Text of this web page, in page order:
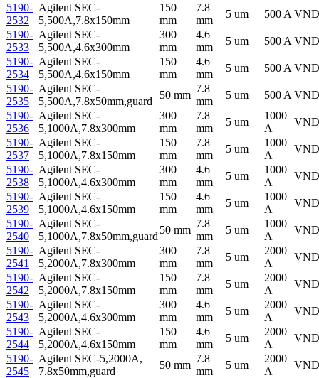
5190-
2532
Agilent SEC-
5,500A,7.8x150mm
150
mm
7.8
mm
5 um 500 A VND
5190-
2533
Agilent SEC-
5,500A,4.6x300mm
300
mm
4.6
mm
5 um 500 A VND
5190-
2534
Agilent SEC-
5,500A,4.6x150mm
150
mm
4.6
mm
5 um 500 A VND
5190-
2535
Agilent SEC-
5,500A,7.8x50mm,guard
50 mm
7.8
mm
5 um 500 A VND
5190-
2536
Agilent SEC-
5,1000A,7.8x300mm
300
mm
7.8
mm
5 um
1000
A
VND
5190-
2537
Agilent SEC-
5,1000A,7.8x150mm
150
mm
7.8
mm
5 um
1000
A
VND
5190-
2538
Agilent SEC-
5,1000A,4.6x300mm
300
mm
4.6
mm
5 um
1000
A
VND
5190-
2539
Agilent SEC-
5,1000A,4.6x150mm
150
mm
4.6
mm
5 um
1000
A
VND
5190-
2540
Agilent SEC-
5,1000A,7.8x50mm,guard
50 mm
7.8
mm
5 um
1000
A
VND
5190-
2541
Agilent SEC-
5,2000A,7.8x300mm
300
mm
7.8
mm
5 um
2000
A
VND
5190-
2542
Agilent SEC-
5,2000A,7.8x150mm
150
mm
7.8
mm
5 um
2000
A
VND
5190-
2543
Agilent SEC-
5,2000A,4.6x300mm
300
mm
4.6
mm
5 um
2000
A
VND
5190-
2544
Agilent SEC-
5,2000A,4.6x150mm
150
mm
4.6
mm
5 um
2000
A
VND
5190-
2545
Agilent SEC-5,2000A,
7.8x50mm,guard
50 mm
7.8
mm
5 um
2000
A
VND